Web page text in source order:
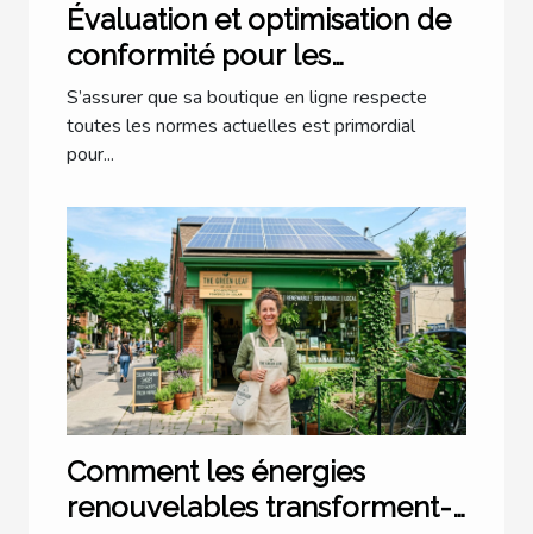
Évaluation et optimisation de
conformité pour les
boutiques en ligne
S’assurer que sa boutique en ligne respecte
toutes les normes actuelles est primordial
pour...
Comment les énergies
renouvelables transforment-